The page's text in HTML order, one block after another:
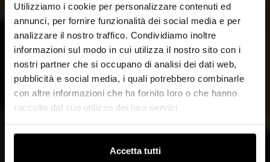
Utilizziamo i cookie per personalizzare contenuti ed
annunci, per fornire funzionalità dei social media e per
analizzare il nostro traffico. Condividiamo inoltre
informazioni sul modo in cui utilizza il nostro sito con i
nostri partner che si occupano di analisi dei dati web,
pubblicità e social media, i quali potrebbero combinarle
con altre informazioni che ha fornito loro o che hanno
raccolto dal suo utilizzo dei loro servizi.
Accetta tutti